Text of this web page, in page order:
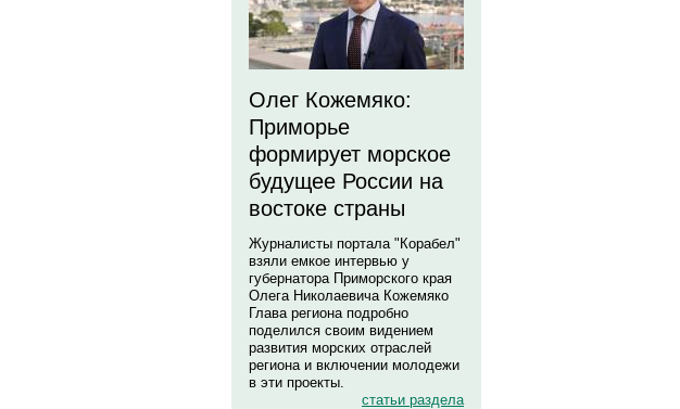
Олег Кожемяко:
Приморье
формирует морское
будущее России на
востоке страны
Журналисты портала "Корабел"
взяли емкое интервью у
губернатора Приморского края
Олега Николаевича Кожемяко
Глава региона подробно
поделился своим видением
развития морских отраслей
региона и включении молодежи
в эти проекты.
статьи раздела